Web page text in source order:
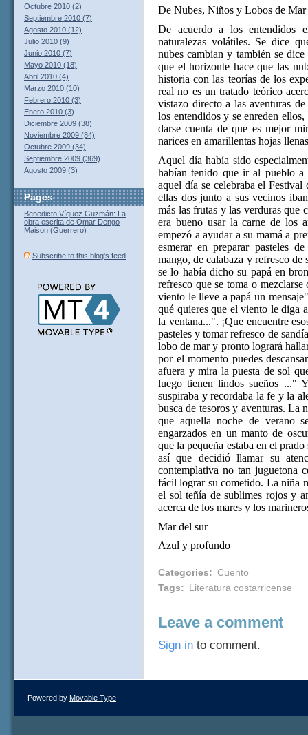
De Nubes, Niños y Lobos de Mar
De acuerdo a los entendidos
naturalezas volátiles. Se dice
nubes cambian y también se
que el horizonte hace que las
historia con las teorías de los
real no es un tratado teórico
vistazo directo a las aventuras
los entendidos y se enreden
darse cuenta de que es mejor
narices en amarillentas hojas
Aquel día había sido
habían tenido que ir al pueblo a
aquel día se celebraba el
ellas dos junto a sus vecinos
más las frutas y las verduras que
era bueno usar la carne de los
empezó a ayudar a su mamá a
esmerar en preparar pasteles
mango, de calabaza y refresco
se lo había dicho su papá en
refresco que se toma o
viento le lleve a papá un
qué quieres que el viento le diga
la ventana...". ¡Que encuentre
pasteles y tomar refresco de
lobo de mar y pronto logrará
por el momento puedes
afuera y mira la puesta de sol
luego tienen lindos sueños ..."
suspiraba y recordaba la fe y la
busca de tesoros y aventuras. La
que aquella noche de verano
engarzados en un manto de
que la pequeña estaba en el
así que decidió llamar su
contemplativa no tan juguetona
fácil lograr su cometido. La niña
el sol teñía de sublimes rojos y
acerca de los mares y los
Mar del sur
Azul y profundo
Categories: Cuento
Tags: Literatura costarricense
Leave a comment
Sign in to comment.
Octubre 2010 (2)
Septiembre 2010 (7)
Agosto 2010 (12)
Julio 2010 (9)
Junio 2010 (7)
Mayo 2010 (18)
Abril 2010 (4)
Marzo 2010 (10)
Febrero 2010 (3)
Enero 2010 (3)
Diciembre 2009 (38)
Noviembre 2009 (84)
Octubre 2009 (34)
Septiembre 2009 (369)
Agosto 2009 (3)
Pages
Benedicto Víquez Guzmán: La
obra escrita de Omar Dengo
Maison (Guerrero)
Subscribe to this blog's feed
Powered by Movable Type